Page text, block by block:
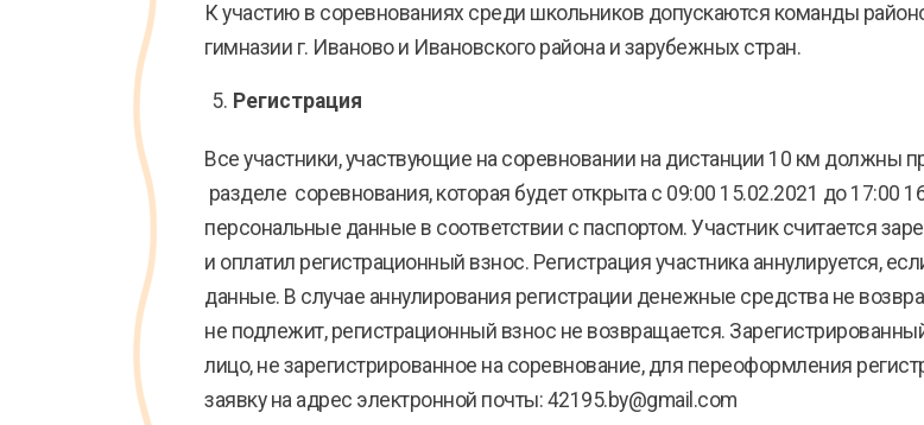
К участию в соревнованиях среди школьников допускаются команды
гимназии г. Иваново и Ивановского района и зарубежных стран.
Регистрация
Все участники, участвующие на соревновании на дистанции 10 км должны
разделе соревнования, которая будет открыта с 09:00 15.02.2021 до 17:00
персональные данные в соответствии с паспортом. Участник считается
и оплатил регистрационный взнос. Регистрация участника аннулируется,
данные. В случае аннулирования регистрации денежные средства не
не подлежит, регистрационный взнос не возвращается.
лицо, не зарегистрированное на соревнование, для переоформления
заявку на адрес электронной почты: 42195.by@gmail.com